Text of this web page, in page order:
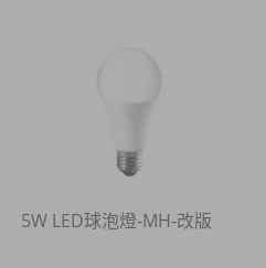
5W LED球泡燈-MH-改版